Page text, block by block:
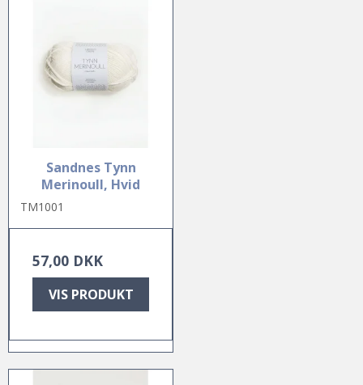
Sandnes Tynn
Merinoull, Hvid
TM1001
57,00 DKK
VIS PRODUKT